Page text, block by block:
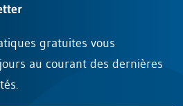
gratuites vous
au courant des dernières